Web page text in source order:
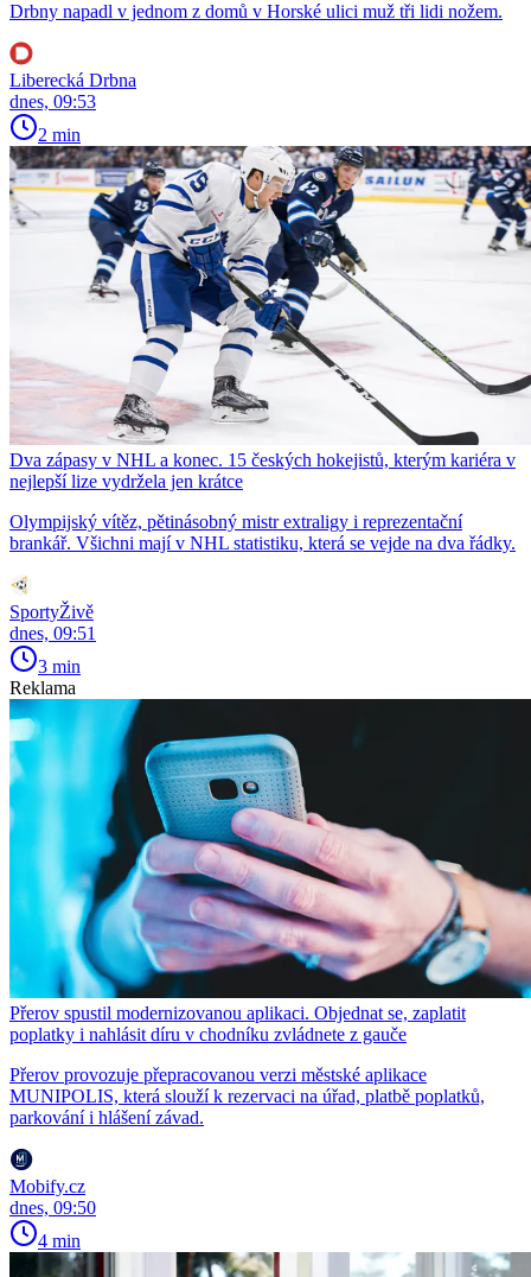
Drbny napadl v jednom z domů v Horské ulici muž tři lidi nožem.
Liberecká Drbna
dnes, 09:53
2 min
Dva zápasy v NHL a konec. 15 českých hokejistů, kterým kariéra v
nejlepší lize vydržela jen krátce
Olympijský vítěz, pětinásobný mistr extraligy i reprezentační
brankář. Všichni mají v NHL statistiku, která se vejde na dva řádky.
SportyŽivě
dnes, 09:51
3 min
Reklama
Přerov spustil modernizovanou aplikaci. Objednat se, zaplatit
poplatky i nahlásit díru v chodníku zvládnete z gauče
Přerov provozuje přepracovanou verzi městské aplikace
MUNIPOLIS, která slouží k rezervaci na úřad, platbě poplatků,
parkování i hlášení závad.
Mobify.cz
dnes, 09:50
4 min